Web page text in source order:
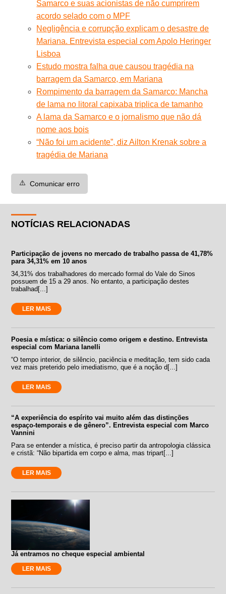
Samarco e suas acionistas de não cumprirem
acordo selado com o MPF
Negligência e corrupção explicam o desastre de
Mariana. Entrevista especial com Apolo Heringer
Lisboa
Estudo mostra falha que causou tragédia na
barragem da Samarco, em Mariana
Rompimento da barragem da Samarco: Mancha
de lama no litoral capixaba triplica de tamanho
A lama da Samarco e o jornalismo que não dá
nome aos bois
“Não foi um acidente”, diz Ailton Krenak sobre a
tragédia de Mariana
⚠️ Comunicar erro
NOTÍCIAS RELACIONADAS
Participação de jovens no mercado de trabalho passa de 41,78%
para 34,31% em 10 anos
34,31% dos trabalhadores do mercado formal do Vale do Sinos
possuem de 15 a 29 anos. No entanto, a participação destes
trabalhad[...]
LER MAIS
Poesia e mística: o silêncio como origem e destino. Entrevista
especial com Mariana Ianelli
“O tempo interior, de silêncio, paciência e meditação, tem sido cada
vez mais preterido pelo imediatismo, que é a noção d[...]
LER MAIS
“A experiência do espírito vai muito além das distinções
espaço-temporais e de gênero”. Entrevista especial com Marco
Vannini
Para se entender a mística, é preciso partir da antropologia clássica
e cristã: “Não bipartida em corpo e alma, mas tripart[...]
LER MAIS
Já entramos no cheque especial ambiental
LER MAIS